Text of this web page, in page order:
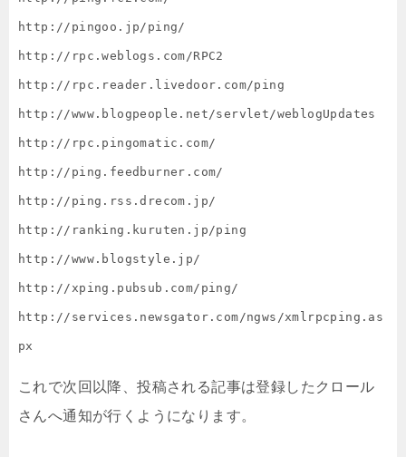
http://pingoo.jp/ping/
http://rpc.weblogs.com/RPC2
http://rpc.reader.livedoor.com/ping
http://www.blogpeople.net/servlet/weblogUpdates
http://rpc.pingomatic.com/
http://ping.feedburner.com/
http://ping.rss.drecom.jp/
http://ranking.kuruten.jp/ping
http://www.blogstyle.jp/
http://xping.pubsub.com/ping/
http://services.newsgator.com/ngws/xmlrpcping.as
px
これで次回以降、投稿される記事は登録したクロール
さんへ通知が行くようになります。